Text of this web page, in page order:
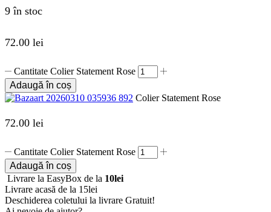
9 în stoc
72.00 lei
Cantitate Colier Statement Rose
Adaugă în coș
Colier Statement Rose
72.00 lei
Cantitate Colier Statement Rose
Adaugă în coș
Livrare la EasyBox de la 10lei
Livrare acasă de la 15lei
Deschiderea coletului la livrare Gratuit!